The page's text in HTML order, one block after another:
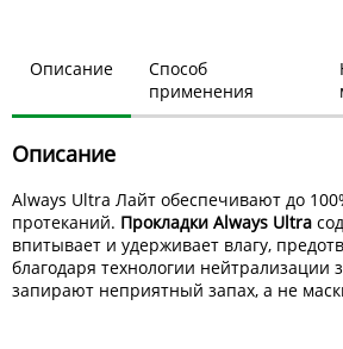
Описание
Способ
применения
Описание
Always Ultra Лайт обеспечивают до
протеканий. Прокладки Always Ultra
впитывает и удерживает влагу,
благодаря технологии нейтрализации
запирают неприятный запах, а не